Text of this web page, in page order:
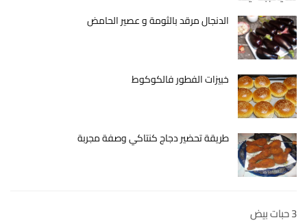
الدنجال مرقد بالثومة و عصير الحامض
خبيزات الفطور فالكوكوط
طريقة تحضير دجاج كنتاكي وصفة مجربة
3 حبات بيض